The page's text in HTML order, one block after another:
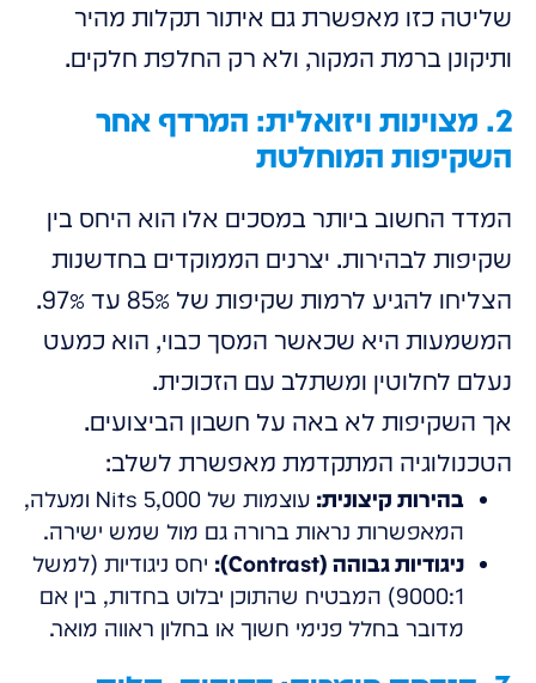
שליטה כזו מאפשרת גם איתור תקלות מהיר
ותיקונן ברמת המקור, ולא רק החלפת חלקים.
2. מצוינות ויזואלית: המרדף אחר
השקיפות המוחלטת
המדד החשוב ביותר במסכים אלו הוא היחס בין
שקיפות לבהירות. יצרנים הממוקדים בחדשנות
הצליחו להגיע לרמות שקיפות של 85% עד 97%.
המשמעות היא שכאשר המסך כבוי, הוא כמעט
נעלם לחלוטין ומשתלב עם הזכוכית.
אך השקיפות לא באה על חשבון הביצועים.
הטכנולוגיה המתקדמת מאפשרת לשלב:
בהירות קיצונית:
עוצמות של 5,000 Nits ומעלה,
המאפשרות נראות ברורה גם מול שמש ישירה.
ניגודיות גבוהה (Contrast):
יחס ניגודיות (למשל
9000:1) המבטיח שהתוכן יבלוט בחדות, בין אם
מדובר בחלל פנימי חשוך או בחלון ראווה מואר.